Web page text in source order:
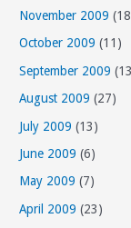
November 2009
October 2009 (11)
September 2009
August 2009 (27)
July 2009 (13)
June 2009 (6)
May 2009 (7)
April 2009 (23)